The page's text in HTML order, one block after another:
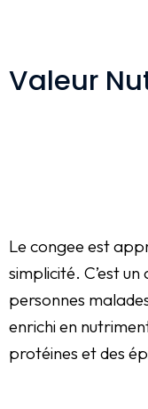
Valeur
Le congee est
simplicité. C’est
personnes
enrichi en
protéines et des